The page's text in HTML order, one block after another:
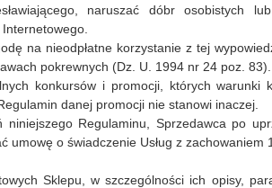
naruszać dóbr osobistych
na nieodpłatne korzystanie z tej
pokrewnych (Dz. U. 1994 nr 24 poz. 83).
konkursów i promocji, których
danej promocji nie stanowi inaczej.
Regulaminu, Sprzedawca po
o świadczenie Usług z zachowaniem
Sklepu, w szczególności ich opisy,